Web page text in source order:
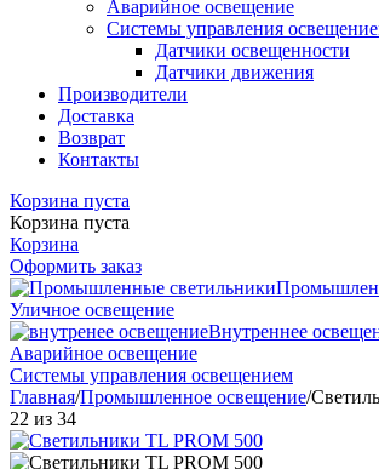
Аварийное освещение
Системы управления
Датчики освещенности
Датчики движения
Производители
Доставка
Возврат
Контакты
Корзина пуста
Корзина пуста
Корзина
Оформить заказ
Уличное освещение
Внутреннее
Аварийное освещение
Системы управления освещением
Главная/Промышленное освещение/
22 из 34